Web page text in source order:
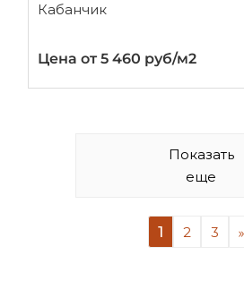
Кабанчик
Цена от 5 460 руб/м2
Показать
еще
1 2 3